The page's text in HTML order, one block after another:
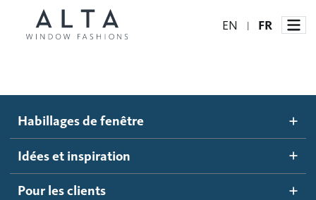
EN | FR
Stores automatisés
Stores alvéolés
Idées et inspiration
Blogue
Comment ça marche
Habillages de fenêtre
Idées et inspiration
Pour les clients